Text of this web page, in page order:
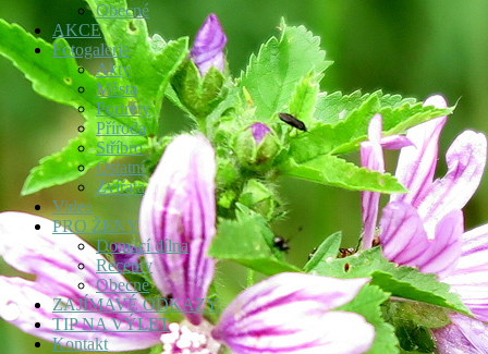
Obecné
AKCE
Fotogalerie
Akty
Města
Portréty
Příroda
Stříbro
Ostatní
Zvířata
Videa
PRO ŽENY
Domácí dílna
Recepty
Obecné
ZAJÍMAVÉ ODKAZY
TIP NA VÝLET
Kontakt